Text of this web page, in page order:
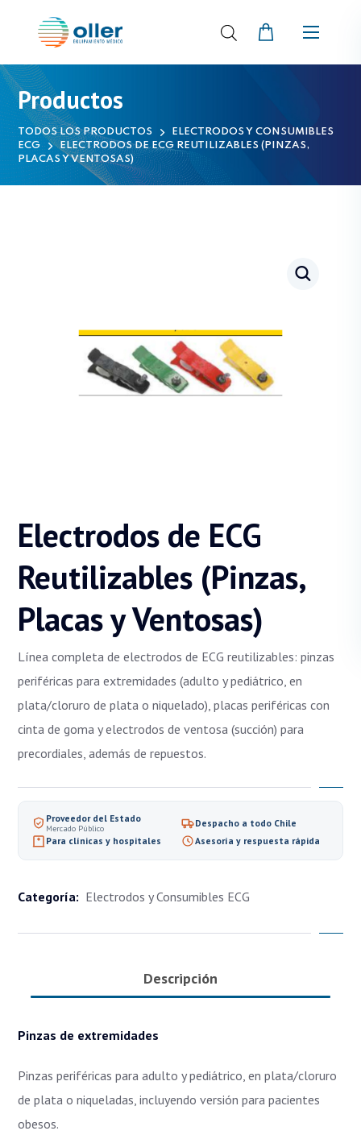
Productos
TODOS LOS PRODUCTOS
ELECTRODOS Y CONSUMIBLES
ECG
ELECTRODOS DE ECG REUTILIZABLES (PINZAS,
PLACAS Y VENTOSAS)
Electrodos de ECG
Reutilizables (Pinzas,
Placas y Ventosas)
Línea completa de electrodos de ECG reutilizables: pinzas
periféricas para extremidades (adulto y pediátrico, en
plata/cloruro de plata o niquelado), placas periféricas con
cinta de goma y electrodos de ventosa (succión) para
precordiales, además de repuestos.
Proveedor del Estado
Mercado Público
Despacho a todo Chile
Para clínicas y hospitales
Asesoría y respuesta rápida
Categoría: Electrodos y Consumibles ECG
Descripción
Pinzas de extremidades
Pinzas periféricas para adulto y pediátrico, en plata/cloruro
de plata o niqueladas, incluyendo versión para pacientes
obesos.